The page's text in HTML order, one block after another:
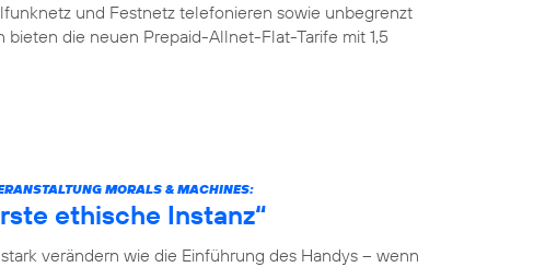
und Festnetz telefonieren sowie unbegrenzt
bieten die neuen Prepaid-Allnet-Flat-Tarife mit 1,5
MORALS & MACHINES:
ethische Instanz“
verändern wie die Einführung des Handys – wenn